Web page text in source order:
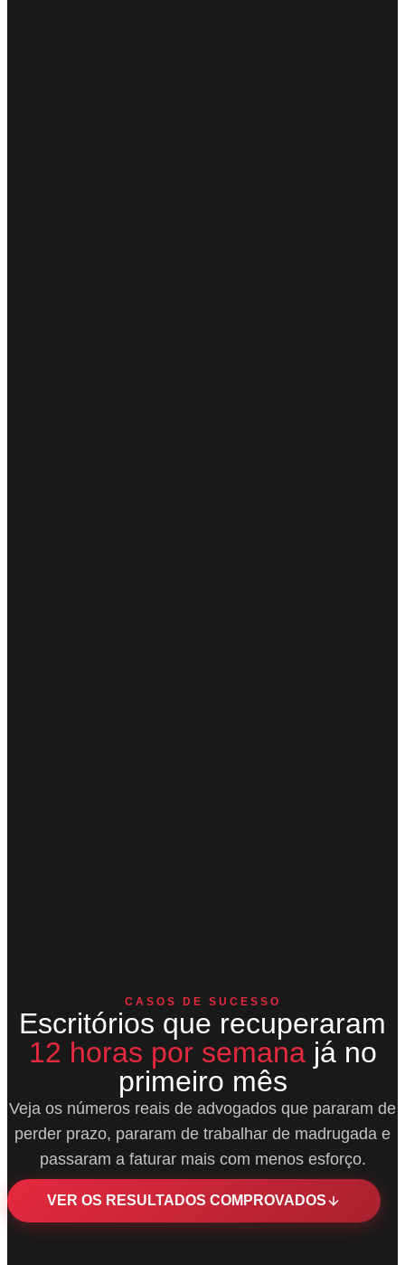
CASOS DE SUCESSO
Escritórios que recuperaram
12 horas por semanajá no
primeiro mês
Veja os números reais de advogados que pararam de
perder prazo, pararam de trabalhar de madrugada e
passaram a faturar mais com menos esforço.
VER OS RESULTADOS COMPROVADOS